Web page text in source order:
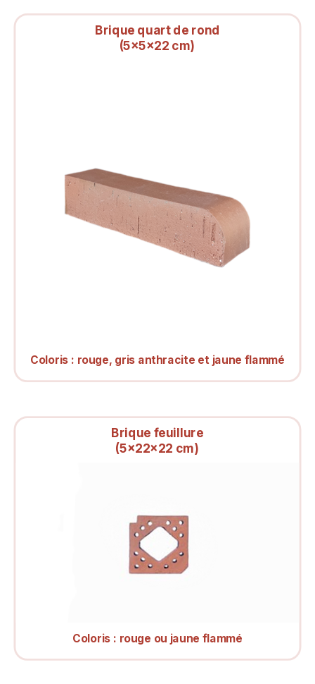
Brique quart de rond
(5x5x22 cm)
Coloris : rouge, gris anthracite et jaune flammé
Brique feuillure
(5x22x22 cm)
Coloris : rouge ou jaune flammé